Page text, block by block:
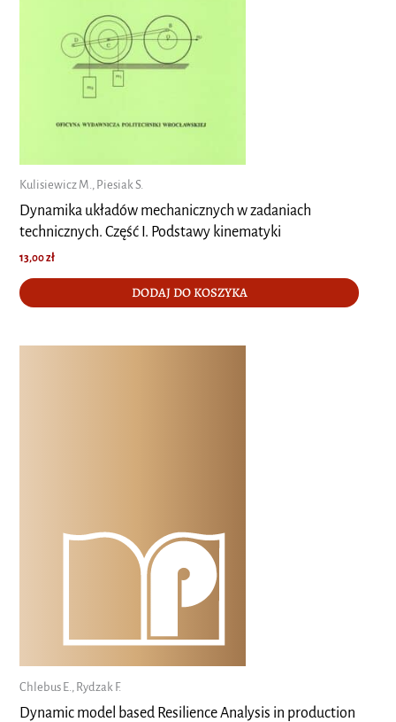
Kulisiewicz M., Piesiak S.
Dynamika układów mechanicznych w zadaniach
technicznych. Część I. Podstawy kinematyki
13,00zł
DODAJ DO KOSZYKA
Chlebus E., Rydzak F.
Dynamic model based Resilience Analysis in production